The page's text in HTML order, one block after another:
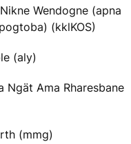
Wendogne (apna
(kklKOS)
(aly)
Ngät Ama Rharesbane
(mmg)